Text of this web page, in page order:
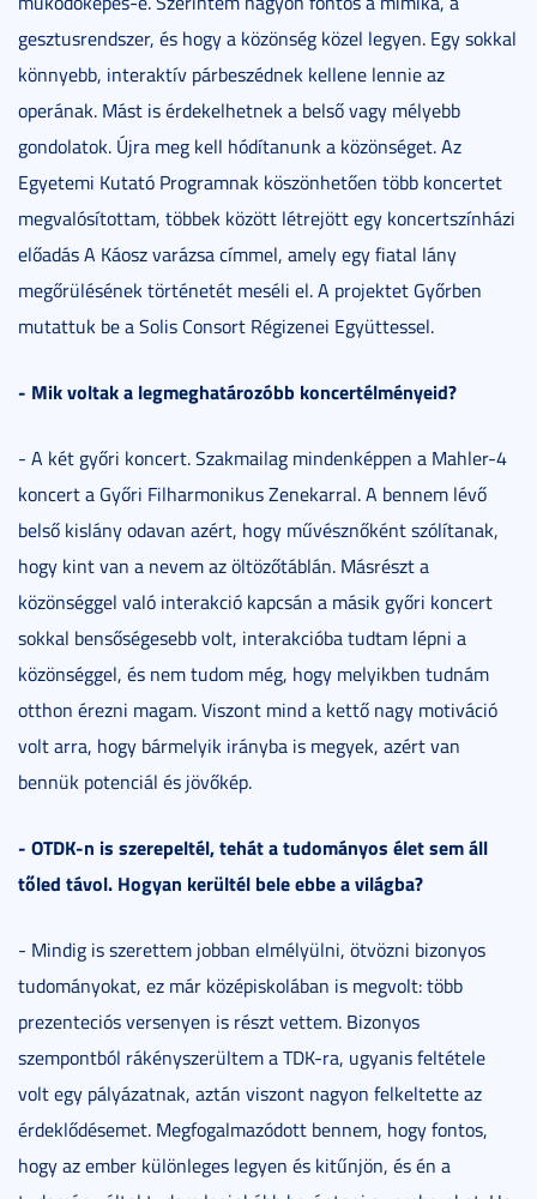
gesztusrendszer, és hogy a közönség közel legyen. Egy sokkal
könnyebb, interaktív párbeszédnek kellene lennie az
operának. Mást is érdekelhetnek a belső vagy mélyebb
gondolatok. Újra meg kell hódítanunk a közönséget. Az
Egyetemi Kutató Programnak köszönhetően több koncertet
megvalósítottam, többek között létrejött egy koncertszínházi
előadás A Káosz varázsa címmel, amely egy fiatal lány
megőrülésének történetét meséli el. A projektet Győrben
mutattuk be a Solis Consort Régizenei Együttessel.
- Mik voltak a legmeghatározóbb koncertélményeid?
- A két győri koncert. Szakmailag mindenképpen a Mahler-4
koncert a Győri Filharmonikus Zenekarral. A bennem lévő
belső kislány odavan azért, hogy művésznőként szólítanak,
hogy kint van a nevem az öltözőtáblán. Másrészt a
közönséggel való interakció kapcsán a másik győri koncert
sokkal bensőségesebb volt, interakcióba tudtam lépni a
közönséggel, és nem tudom még, hogy melyikben tudnám
otthon érezni magam. Viszont mind a kettő nagy motiváció
volt arra, hogy bármelyik irányba is megyek, azért van
bennük potenciál és jövőkép.
- OTDK-n is szerepeltél, tehát a tudományos élet sem áll
tőled távol. Hogyan kerültél bele ebbe a világba?
- Mindig is szerettem jobban elmélyülni, ötvözni bizonyos
tudományokat, ez már középiskolában is megvolt: több
prezenteciós versenyen is részt vettem. Bizonyos
szempontból rákényszerültem a TDK-ra, ugyanis feltétele
volt egy pályázatnak, aztán viszont nagyon felkeltette az
érdeklődésemet. Megfogalmazódott bennem, hogy fontos,
hogy az ember különleges legyen és kitűnjön, és én a